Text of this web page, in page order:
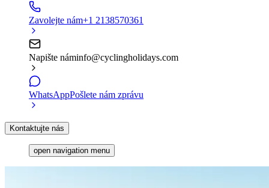
Zavolejte nám+1 2138570361
Napište náminfo@cyclingholidays.com
WhatsAppPošlete nám zprávu
Kontaktujte nás
open navigation menu